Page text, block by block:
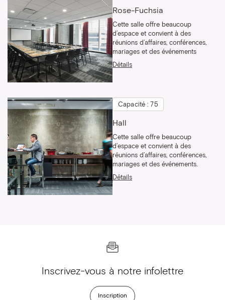
Rose-Fuchsia
Cette salle offre beaucoup
d’espace et convient à des
réunions d’affaires, conférences,
mariages et des événements
Détails
Capacité : 75
Hall
Cette salle offre beaucoup
d’espace et convient à des
réunions d’affaires, conférences,
mariages et des événements.
Détails
Inscrivez-vous à notre infolettre
Inscription